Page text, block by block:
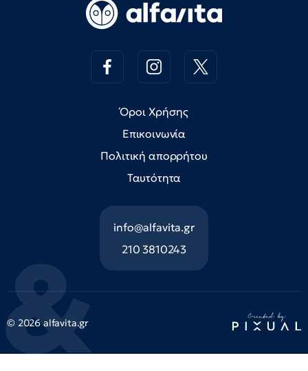
Όροι Χρήσης
Επικοινωνία
Πολιτική απορρήτου
Ταυτότητα
info@alfavita.gr
210 3810243
© 2026 alfavita.gr